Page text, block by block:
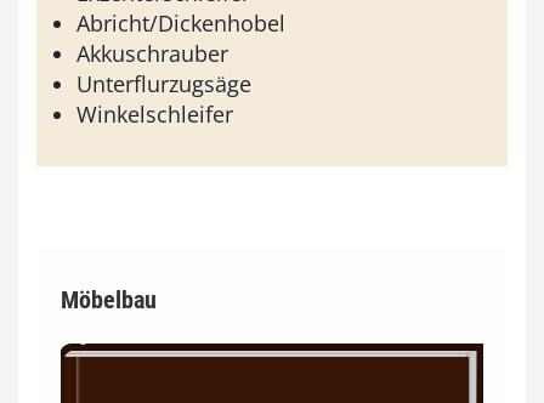
Abricht/Dickenhobel
Akkuschrauber
Unterflurzugsäge
Winkelschleifer
Möbelbau